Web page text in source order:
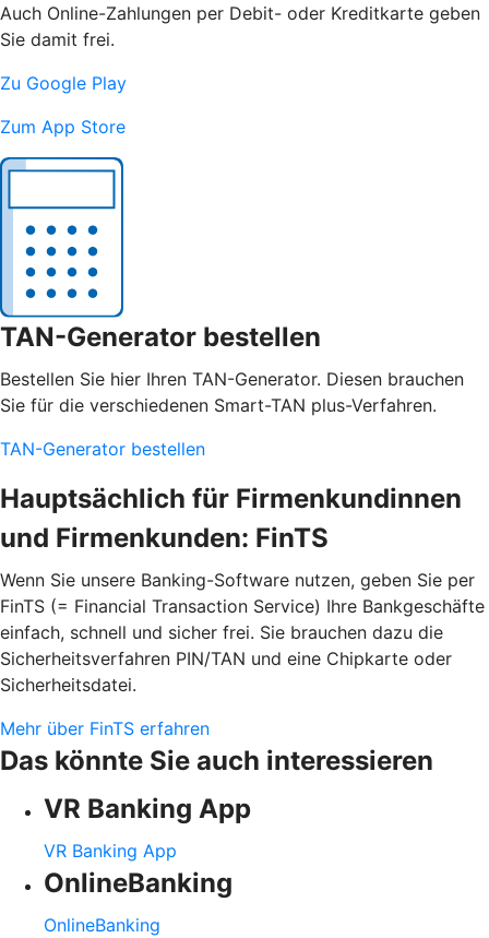
Auch Online-Zahlungen per Debit- oder Kreditkarte geben
Sie damit frei.
Zu Google Play
Zum App Store
TAN-Generator bestellen
Bestellen Sie hier Ihren TAN-Generator. Diesen brauchen
Sie für die verschiedenen Smart-TAN plus-Verfahren.
TAN-Generator bestellen
Hauptsächlich für Firmenkundinnen
und Firmenkunden: FinTS
Wenn Sie unsere Banking-Software nutzen, geben Sie per
FinTS (= Financial Transaction Service) Ihre Bankgeschäfte
einfach, schnell und sicher frei. Sie brauchen dazu die
Sicherheitsverfahren PIN/TAN und eine Chipkarte oder
Sicherheitsdatei.
Mehr über FinTS erfahren
Das könnte Sie auch interessieren
VR Banking App
VR Banking App
OnlineBanking
OnlineBanking